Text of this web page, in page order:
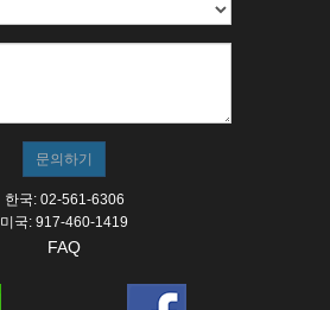
한국: 02-561-6306
미국: 917-460-1419
FAQ